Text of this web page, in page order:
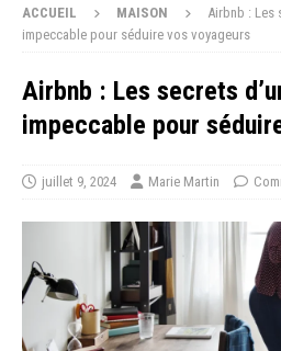
ACCUEIL MAISON
Airbnb : Les
impeccable pour séduire vos voyageurs
Airbnb : Les secrets
impeccable pour
juillet 9, 2024 Marie Martin